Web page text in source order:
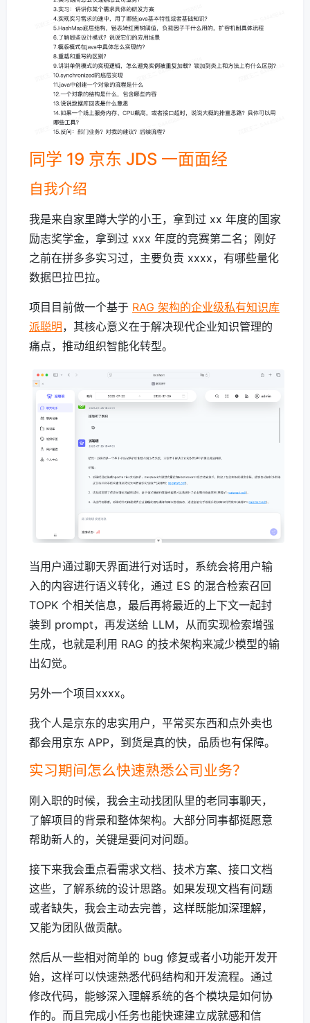
同学 19 京东 JDS 一面面经
自我介绍
我是来自家里蹲大学的小王，拿到过 xx 年度的国家
励志奖学金，拿到过 xxx 年度的竞赛第二名；刚好
之前在拼多多实习过，主要负责 xxxx，有哪些量化
数据巴拉巴拉。
项目目前做一个基于 RAG 架构的企业级私有知识库
派聪明 ，其核心意义在于解决现代企业知识管理的
痛点，推动组织智能化转型。
当用户通过聊天界面进行对话时，系统会将用户输
入的内容进行语义转化，通过 ES 的混合检索召回
TOPK 个相关信息，最后再将最近的上下文一起封
装到 prompt，再发送给 LLM，从而实现检索增强
生成，也就是利用 RAG 的技术架构来减少模型的输
出幻觉。
另外一个项目xxxx。
我个人是京东的忠实用户，平常买东西和点外卖也
都会用京东 APP，到货是真的快，品质也有保障。
实习期间怎么快速熟悉公司业务？
刚入职的时候，我会主动找团队里的老同事聊天，
了解项目的背景和整体架构。大部分同事都挺愿意
帮助新人的，关键是要问对问题。
接下来我会重点看需求文档、技术方案、接口文档
这些，了解系统的设计思路。如果发现文档有问题
或者缺失，我会主动去完善，这样既能加深理解，
又能为团队做贡献。
然后从一些相对简单的 bug 修复或者小功能开发开
始，这样可以快速熟悉代码结构和开发流程。通过
修改代码，能够深入理解系统的各个模块是如何协
作的。而且完成小任务也能快速建立成就感和信